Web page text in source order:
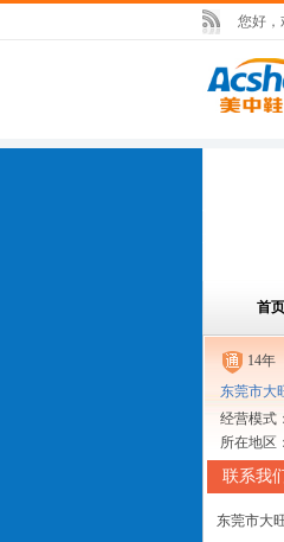
您好，
东莞
水性刷胶
首页
14年
东莞市大
经营模式
所在地区
联系我
东莞市大